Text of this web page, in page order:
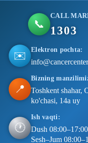
📞
CALL
1303
✉️ Elektron pochta:
📍
Bizning
Toshkent shahar,
ko'chasi, 14a uy
🕐
Ish vaqti:
Dush 08:00–17:00
Sesh–Jum